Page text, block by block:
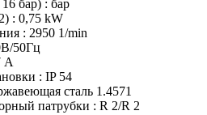
бар) : бар
: 0,75 kW
: 2950 1/min
50Гц
A
: IP 54
сталь 1.4571
патрубки : R 2/R 2